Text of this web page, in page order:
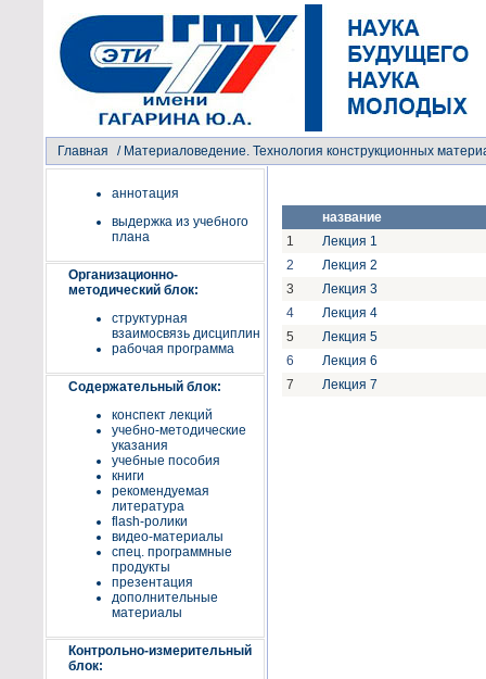
Главная / Материаловедение. Технология конструкционных
аннотация
выдержка из учебного
плана
Организационно-
методический блок:
структурная
взаимосвязь дисциплин
рабочая программа
Содержательный блок:
конспект лекций
учебно-методические
указания
учебные пособия
книги
рекомендуемая
литература
flash-ролики
видео-материалы
спец. программные
продукты
презентация
дополнительные
материалы
Контрольно-измерительный
блок:
название
1
Лекция 1
2
Лекция 2
3
Лекция 3
4
Лекция 4
5
Лекция 5
6
Лекция 6
7
Лекция 7